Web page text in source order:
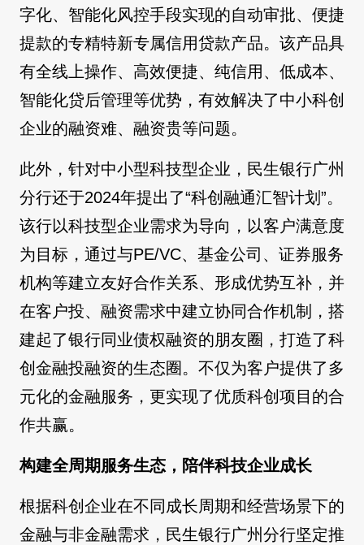
字化、智能化风控手段实现的自动审批、便捷
提款的专精特新专属信用贷款产品。该产品具
有全线上操作、高效便捷、纯信用、低成本、
智能化贷后管理等优势，有效解决了中小科创
企业的融资难、融资贵等问题。
此外，针对中小型科技型企业，民生银行广州
分行还于2024年提出了“科创融通汇智计划”。
该行以科技型企业需求为导向，以客户满意度
为目标，通过与PE/VC、基金公司、证券服务
机构等建立友好合作关系、形成优势互补，并
在客户投、融资需求中建立协同合作机制，搭
建起了银行同业债权融资的朋友圈，打造了科
创金融投融资的生态圈。不仅为客户提供了多
元化的金融服务，更实现了优质科创项目的合
作共赢。
构建全周期服务生态，陪伴科技企业成长
根据科创企业在不同成长周期和经营场景下的
金融与非金融需求，民生银行广州分行坚定推